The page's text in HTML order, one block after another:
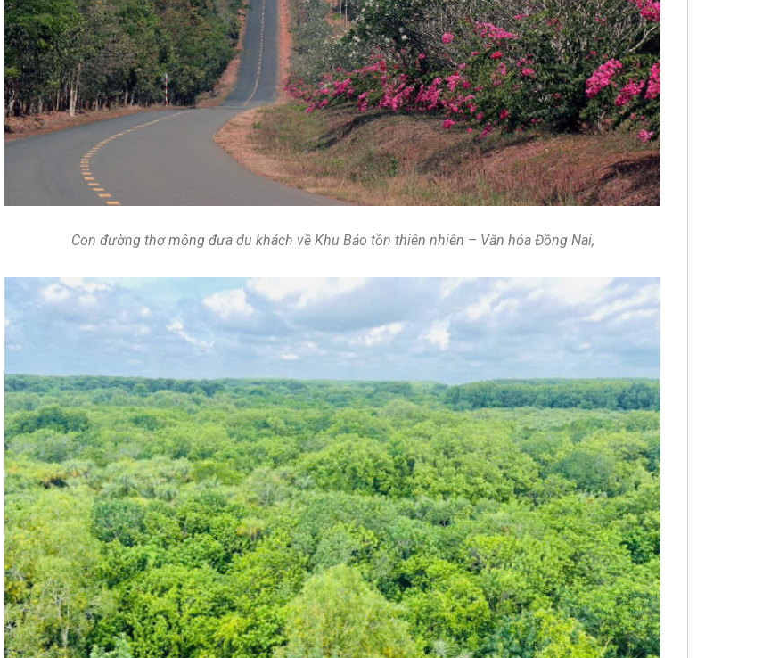
Con đường thơ mộng đưa du khách về Khu Bảo tồn thiên nhiên – Văn hóa Đồng Nai,